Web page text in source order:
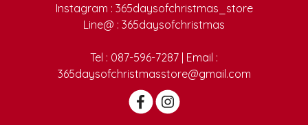
Instagram : 365daysofchristmas_store
Line@ : 365daysofchristmas
Tel : 087-596-7287 | Email :
365daysofchristmasstore@gmail.com